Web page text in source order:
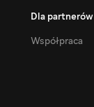
Dla partnerów
Współpraca